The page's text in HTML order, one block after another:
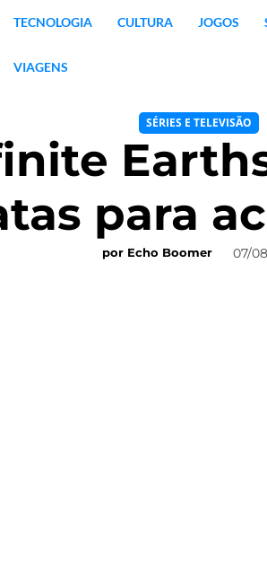
TECNOLOGIA CULTURA JOGOS
VIAGENS
SÉRIES E TELEVISÃO
para
por Echo Boomer 07/